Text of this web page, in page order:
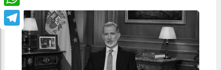
WhatsApp
Telegram